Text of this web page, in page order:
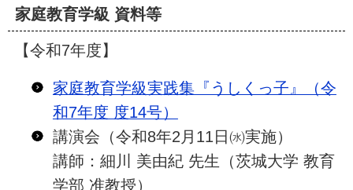
家庭教育学級 資料等
【令和7年度】
家庭教育学級実践集『うしくっ子』（令
和7年度 度14号）
講演会（令和8年2月11日㈬実施）
講師：細川 美由紀 先生（茨城大学 教育
学部 准教授）